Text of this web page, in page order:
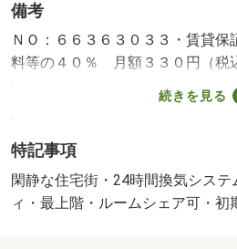
備考
ＮＯ：６６３６３０３３・賃貸
料等の４０％ 月額３３０円（
１００００円）・【他社サイトの
可能です】☆物件数地域ＮＯ１『
ございます♪まずはメールにて最
い♪・バイク置場：なし・駐輪場
（課税対象） 22000円/安心入居
続きを見る
特記事項
閑静な住宅街・24時間換気シス
ィ・最上階・ルームシェア可・初